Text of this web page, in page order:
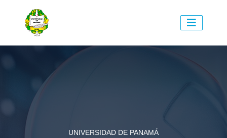
UNIVERSIDAD DE PANAMÁ